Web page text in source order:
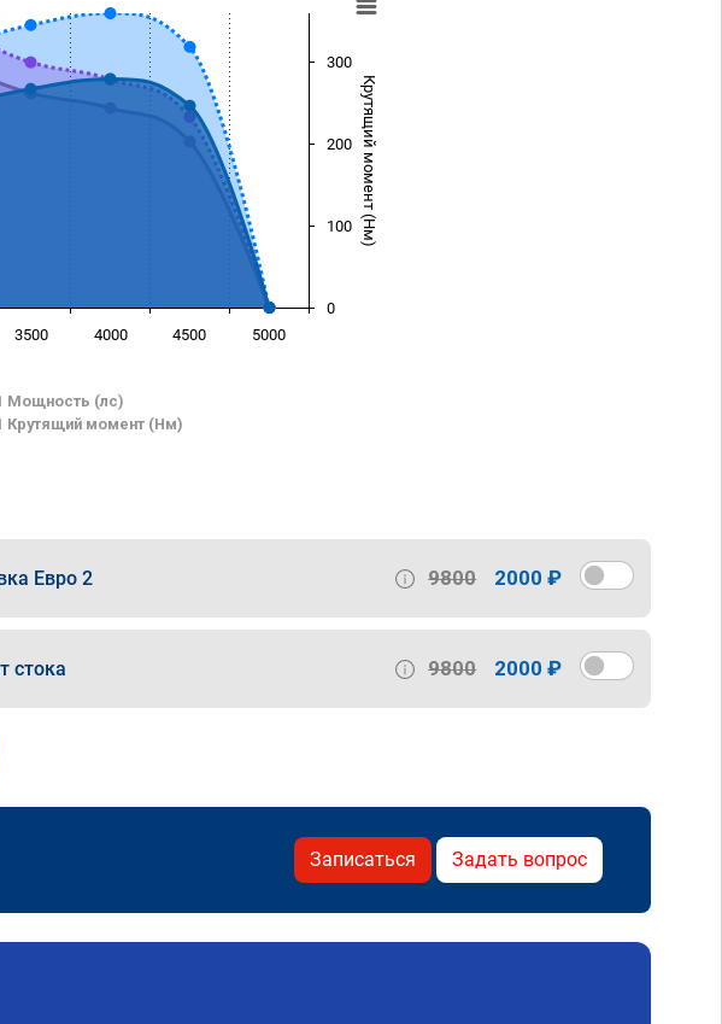
Крутящий момент (Нм)
Мощность (лс)
Крутящий момент (Нм)
3500 4000 4500 5000
0
100
200
300
Евро 2 9800 2000 ₽
стока 9800 2000 ₽
Записаться Задать вопрос